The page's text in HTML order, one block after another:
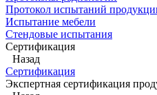
Протокол испытаний
Испытание мебели
Стендовые испытания
Сертификация
Назад
Сертификация
Экспертная сертификация